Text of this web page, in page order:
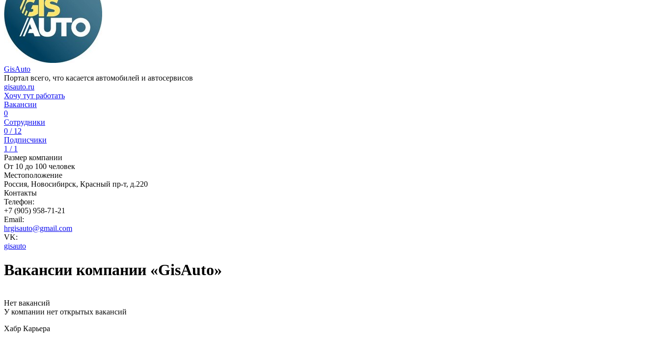
GisAuto
Портал всего, что касается автомобилей и автосервисов
gisauto.ru
Хочу тут работать
Вакансии
0
Сотрудники
0 / 12
Подписчики
1 / 1
Размер компании
От 10 до 100 человек
Местоположение
Россия, Новосибирск, Красный пр-т, д.220
Контакты
Телефон:
+7 (905) 958-71-21
Email:
hrgisauto@gmail.com
VK:
gisauto
Вакансии компании «GisAuto»
Нет вакансий
У компании нет открытых вакансий
Хабр Карьера